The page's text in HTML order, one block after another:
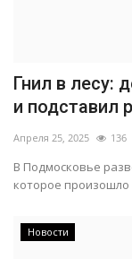
Гнил в лесу:
и подставил
Апреля 25, 2025 136
В Подмосковье
которое произошло
Новости